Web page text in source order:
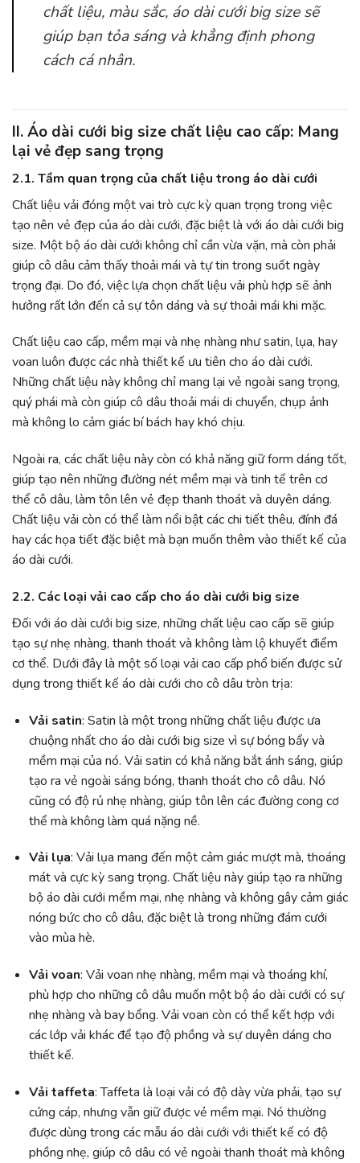
chất liệu, màu sắc, áo dài cưới big size sẽ
giúp bạn tỏa sáng và khẳng định phong
cách cá nhân.
II. Áo dài cưới big size chất liệu cao cấp: Mang
lại vẻ đẹp sang trọng
2.1. Tầm quan trọng của chất liệu trong áo dài cưới
Chất liệu vải đóng một vai trò cực kỳ quan trọng trong việc
tạo nên vẻ đẹp của áo dài cưới, đặc biệt là với áo dài cưới big
size. Một bộ áo dài cưới không chỉ cần vừa vặn, mà còn phải
giúp cô dâu cảm thấy thoải mái và tự tin trong suốt ngày
trọng đại. Do đó, việc lựa chọn chất liệu vải phù hợp sẽ ảnh
hưởng rất lớn đến cả sự tôn dáng và sự thoải mái khi mặc.
Chất liệu cao cấp, mềm mại và nhẹ nhàng như satin, lụa, hay
voan luôn được các nhà thiết kế ưu tiên cho áo dài cưới.
Những chất liệu này không chỉ mang lại vẻ ngoài sang trọng,
quý phái mà còn giúp cô dâu thoải mái di chuyển, chụp ảnh
mà không lo cảm giác bí bách hay khó chịu.
Ngoài ra, các chất liệu này còn có khả năng giữ form dáng tốt,
giúp tạo nên những đường nét mềm mại và tinh tế trên cơ
thể cô dâu, làm tôn lên vẻ đẹp thanh thoát và duyên dáng.
Chất liệu vải còn có thể làm nổi bật các chi tiết thêu, đính đá
hay các họa tiết đặc biệt mà bạn muốn thêm vào thiết kế của
áo dài cưới.
2.2. Các loại vải cao cấp cho áo dài cưới big size
Đối với áo dài cưới big size, những chất liệu cao cấp sẽ giúp
tạo sự nhẹ nhàng, thanh thoát và không làm lộ khuyết điểm
cơ thể. Dưới đây là một số loại vải cao cấp phổ biến được sử
dụng trong thiết kế áo dài cưới cho cô dâu tròn trịa:
Vải satin: Satin là một trong những chất liệu được ưa
chuộng nhất cho áo dài cưới big size vì sự bóng bẩy và
mềm mại của nó. Vải satin có khả năng bắt ánh sáng, giúp
tạo ra vẻ ngoài sáng bóng, thanh thoát cho cô dâu. Nó
cũng có độ rủ nhẹ nhàng, giúp tôn lên các đường cong cơ
thể mà không làm quá nặng nề.
Vải lụa: Vải lụa mang đến một cảm giác mượt mà, thoáng
mát và cực kỳ sang trọng. Chất liệu này giúp tạo ra những
bộ áo dài cưới mềm mại, nhẹ nhàng và không gây cảm giác
nóng bức cho cô dâu, đặc biệt là trong những đám cưới
vào mùa hè.
Vải voan: Vải voan nhẹ nhàng, mềm mại và thoáng khí,
phù hợp cho những cô dâu muốn một bộ áo dài cưới có sự
nhẹ nhàng và bay bổng. Vải voan còn có thể kết hợp với
các lớp vải khác để tạo độ phồng và sự duyên dáng cho
thiết kế.
Vải taffeta: Taffeta là loại vải có độ dày vừa phải, tạo sự
cứng cáp, nhưng vẫn giữ được vẻ mềm mại. Nó thường
được dùng trong các mẫu áo dài cưới với thiết kế có độ
phồng nhẹ, giúp cô dâu có vẻ ngoài thanh thoát mà không